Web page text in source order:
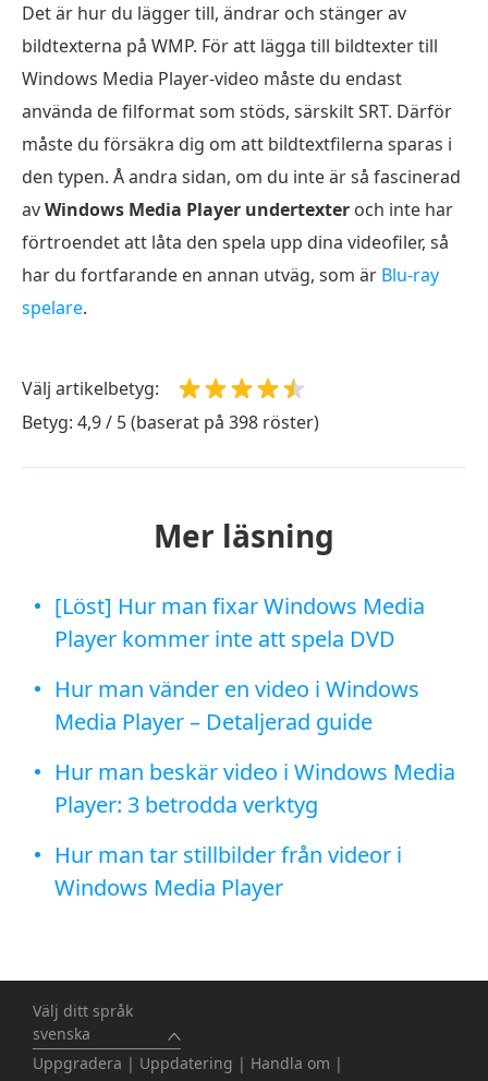
Det är hur du lägger till, ändrar och stänger av
bildtexterna på WMP. För att lägga till bildtexter till
Windows Media Player-video måste du endast
använda de filformat som stöds, särskilt SRT. Därför
måste du försäkra dig om att bildtextfilerna sparas i
den typen. Å andra sidan, om du inte är så fascinerad
avWindows Media Player undertexter och inte har
förtroendet att låta den spela upp dina videofiler, så
har du fortfarande en annan utväg, som är Blu-ray
spelare.
Välj artikelbetyg:
Betyg: 4,9 / 5 (baserat på 398 röster)
Mer läsning
[Löst] Hur man fixar Windows Media
Player kommer inte att spela DVD
Hur man vänder en video i Windows
Media Player – Detaljerad guide
Hur man beskär video i Windows Media
Player: 3 betrodda verktyg
Hur man tar stillbilder från videor i
Windows Media Player
Uppgradera | Uppdatering | Handla om |
Välj ditt språk
svenska